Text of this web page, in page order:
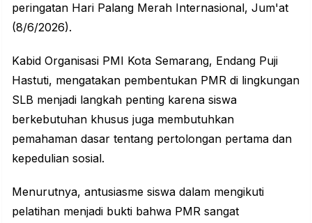
peringatan Hari Palang Merah Internasional, Jum'at
(8/6/2026).
Kabid Organisasi PMI Kota Semarang, Endang Puji
Hastuti, mengatakan pembentukan PMR di lingkungan
SLB menjadi langkah penting karena siswa
berkebutuhan khusus juga membutuhkan
pemahaman dasar tentang pertolongan pertama dan
kepedulian sosial.
Menurutnya, antusiasme siswa dalam mengikuti
pelatihan menjadi bukti bahwa PMR sangat